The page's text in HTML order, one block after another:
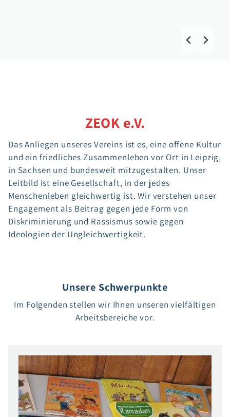
ZEOK e.V.
Das Anliegen unseres Vereins ist es, eine offene Kultur
und ein friedliches Zusammenleben vor Ort in Leipzig,
in Sachsen und bundesweit mitzugestalten. Unser
Leitbild ist eine Gesellschaft, in der jedes
Menschenleben gleichwertig ist. Wir verstehen unser
Engagement als Beitrag gegen jede Form von
Diskriminierung und Rassismus sowie gegen
Ideologien der Ungleichwertigkeit.
Unsere Schwerpunkte
Im Folgenden stellen wir Ihnen unseren vielfältigen
Arbeitsbereiche vor.